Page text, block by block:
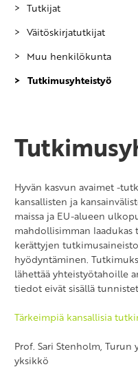
Tutkijat
Väitöskirjatutkijat
Muu henkilökunta
Tutkimusyhteistyö
Hyvän kasvun avaimet -
kansallisten ja
maissa ja EU-alueen
mahdollisimman
kerättyjen
hyödyntäminen.
lähettää yhteistyötahoille
tiedot eivät sisällä
Tärkeimpiä kansallisia
Prof. Sari Stenholm,
yksikkö